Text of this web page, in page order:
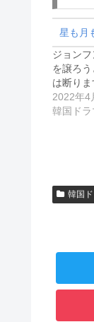
星も月
ジョン
を譲ろ
は断り
2022年4
韓国ドラ
韓国